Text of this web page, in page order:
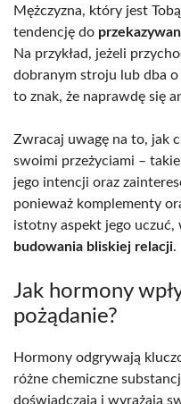
Mężczyzna, który jest
tendencję do
Na przykład, jeżeli
dobranym stroju lub dba
to znak, że naprawdę się
Zwracaj uwagę na to, jak
swoimi przeżyciami –
jego intencji oraz
ponieważ komplementy
istotny aspekt jego uczuć,
budowania bliskiej relacji.
Jak hormony
pożądanie?
Hormony odgrywają
różne chemiczne
doświadczają i wyrażają